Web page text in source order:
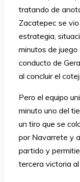
tratando de
Zacatepec se
estrategia,
minutos de
conducto de
al concluir el
Pero el equipo
minuto uno del
un tiro que se
por Navarrete y
partido y
tercera victoria al